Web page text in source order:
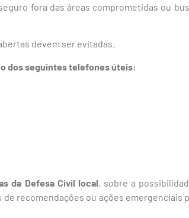
fora das áreas comprometidas ou
devem ser evitadas.
dos seguintes telefones úteis:
da Defesa Civil local, sobre a
recomendações ou ações emergenciais